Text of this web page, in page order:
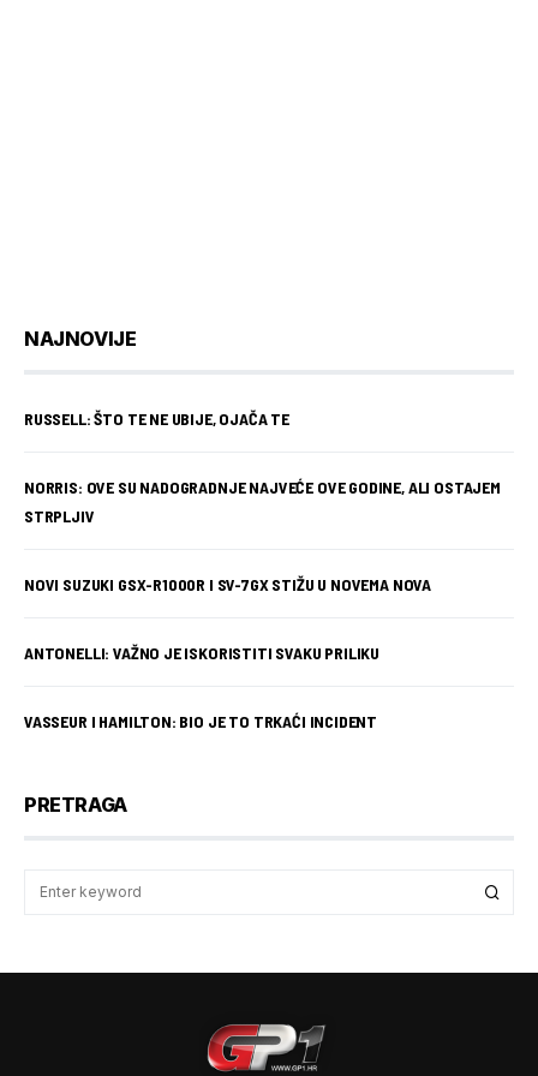
NAJNOVIJE
RUSSELL: ŠTO TE NE UBIJE, OJAČA TE
NORRIS: OVE SU NADOGRADNJE NAJVEĆE OVE GODINE, ALI OSTAJEM
STRPLJIV
NOVI SUZUKI GSX-R1000R I SV-7GX STIŽU U NOVEMA NOVA
ANTONELLI: VAŽNO JE ISKORISTITI SVAKU PRILIKU
VASSEUR I HAMILTON: BIO JE TO TRKAĆI INCIDENT
PRETRAGA